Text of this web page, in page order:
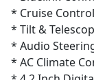
* Cruise Control
* Tilt &
* Audio
* AC Climate